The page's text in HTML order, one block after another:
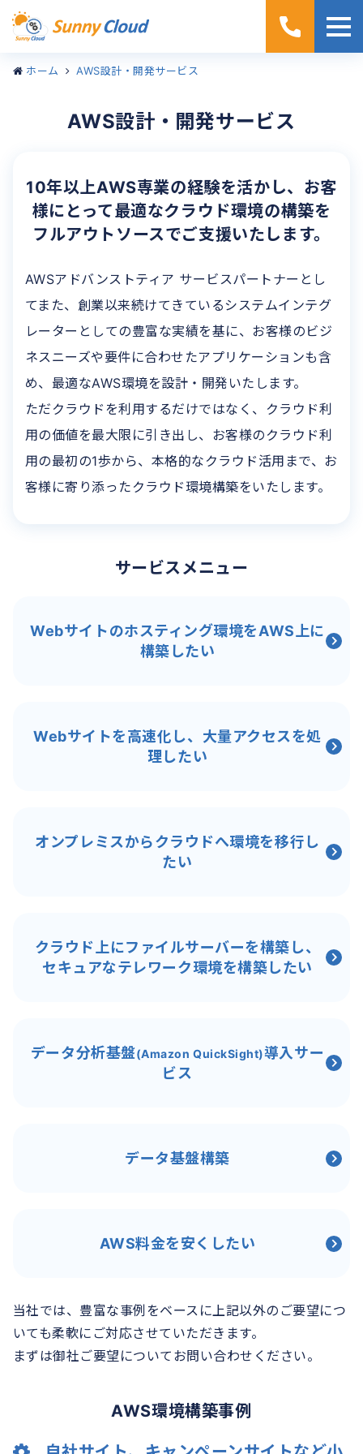
ホーム AWS設計・開発サービス
AWS設計・開発サービス
10年以上AWS専業の経験を活かし、 お客
様にとって最適なクラウド環境の構築を
フルアウトソースでご支援いたします。
AWSアドバンストティア サービスパートナーとし
てまた、創業以来続けてきているシステムインテグ
レーターとしての豊富な実績を基に、お客様のビジ
ネスニーズや要件に合わせたアプリケーションも含
め、最適なAWS環境を設計・開発いたします。
ただクラウドを利用するだけではなく、クラウド利
用の価値を最大限に引き出し、お客様のクラウド利
用の最初の1歩から、本格的なクラウド活用まで、お
客様に寄り添ったクラウド環境構築をいたします。
サービスメニュー
Webサイトのホスティング環境をAWS上に
構築したい
Webサイトを高速化し、大量アクセスを処
理したい
オンプレミスからクラウドへ環境を移行し
たい
クラウド上にファイルサーバーを構築し、
セキュアなテレワーク環境を構築したい
データ分析基盤(Amazon QuickSight)導入サー
ビス
データ基盤構築
AWS料金を安くしたい
当社では、豊富な事例をベースに上記以外のご要望につ
いても柔軟にご対応させていただきます。
まずは御社ご要望についてお問い合わせください。
AWS環境構築事例